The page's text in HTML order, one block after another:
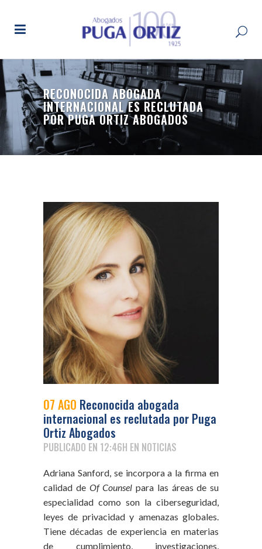
RECONOCIDA ABOGADA
INTERNACIONAL ES RECLUTADA
POR PUGA ORTIZ ABOGADOS
07 AGO Reconocida abogada
internacional es reclutada por Puga
Ortiz Abogados
PUBLICADO EN 12:46H EN NOTICIAS
Adriana Sanford, se incorpora a la firma en
calidad de Of Counsel para las áreas de su
especialidad como son la ciberseguridad,
leyes de privacidad y amenazas globales.
Tiene décadas de experiencia en materias
de cumplimiento, investigaciones,